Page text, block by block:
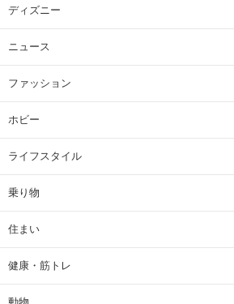
ディズニー
ニュース
ファッション
ホビー
ライフスタイル
乗り物
住まい
健康・筋トレ